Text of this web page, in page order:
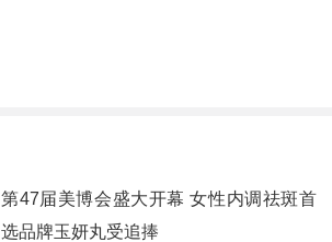
第47届美博会盛大开幕 女性内调祛斑首
选品牌玉妍丸受追捧